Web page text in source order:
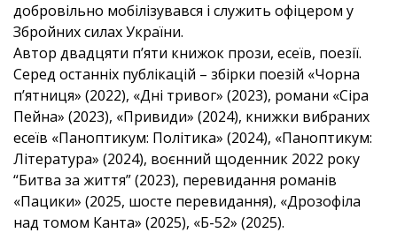
добровільно мобілізувався і служить офіцером у
Збройних силах України.
Автор двадцяти п’яти книжок прози, есеїв, поезії.
Серед останніх публікацій – збірки поезій «Чорна
п’ятниця» (2022), «Дні тривог» (2023), романи «Сіра
Пейна» (2023), «Привиди» (2024), книжки вибраних
есеїв «Паноптикум: Політика» (2024), «Паноптикум:
Література» (2024), воєнний щоденник 2022 року
“Битва за життя” (2023), перевидання романів
«Пацики» (2025, шосте перевидання), «Дрозофіла
над томом Канта» (2025), «Б-52» (2025).